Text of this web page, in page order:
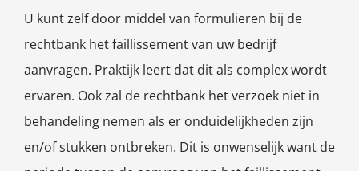
U kunt zelf door middel van formulieren bij de
rechtbank het faillissement van uw bedrijf
aanvragen. Praktijk leert dat dit als complex wordt
ervaren. Ook zal de rechtbank het verzoek niet in
behandeling nemen als er onduidelijkheden zijn
en/of stukken ontbreken. Dit is onwenselijk want de